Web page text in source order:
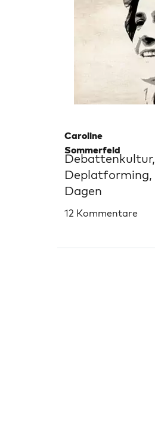
Caroline
Sommerfeld
Debattenkultur,
Deplatforming,
Dagen
12 Kommentare